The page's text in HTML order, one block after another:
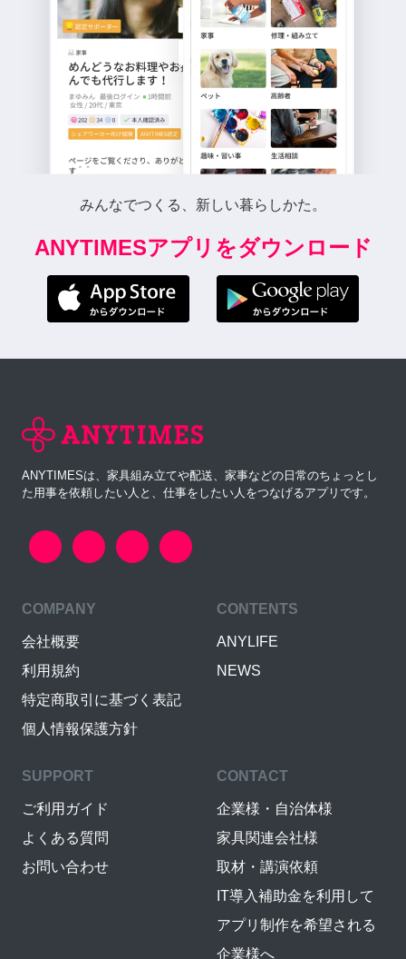
みんなでつくる、新しい暮らしかた。
ANYTIMESアプリをダウンロード
ANYTIMESは、家具組み立てや配送、家事などの日常のちょっとし
た用事を依頼したい人と、仕事をしたい人をつなげるアプリです。
COMPANY
会社概要
利用規約
特定商取引に基づく表記
個人情報保護方針
CONTENTS
ANYLIFE
NEWS
SUPPORT
ご利用ガイド
よくある質問
お問い合わせ
CONTACT
企業様・自治体様
家具関連会社様
取材・講演依頼
IT導入補助金を利用して
アプリ制作を希望される
企業様へ